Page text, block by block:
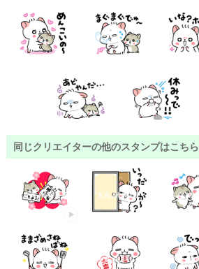
同じクリエイターの他のスタンプはこちら